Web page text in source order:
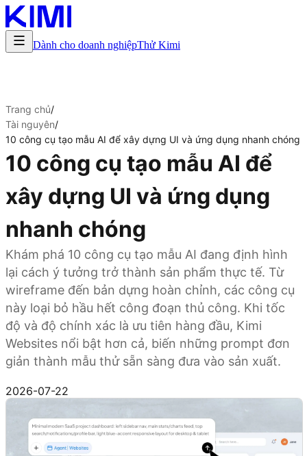
Dành cho doanh nghiệpThử Kimi
Trang chủ/
Tài nguyên/
10 công cụ tạo mẫu AI để xây dựng UI và ứng dụng nhanh chóng
10 công cụ tạo mẫu AI để
xây dựng UI và ứng dụng
nhanh chóng
Khám phá 10 công cụ tạo mẫu AI đang định hình
lại cách ý tưởng trở thành sản phẩm thực tế. Từ
wireframe đến bản dựng hoàn chỉnh, các công cụ
này loại bỏ hầu hết công đoạn thủ công. Khi tốc
độ và độ chính xác là ưu tiên hàng đầu, Kimi
Websites nổi bật hơn cả, biến những prompt đơn
giản thành mẫu thử sẵn sàng đưa vào sản xuất.
2026-07-22